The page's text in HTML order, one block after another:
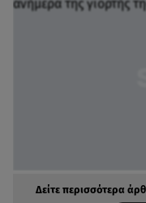
Δείτε περισσότερα